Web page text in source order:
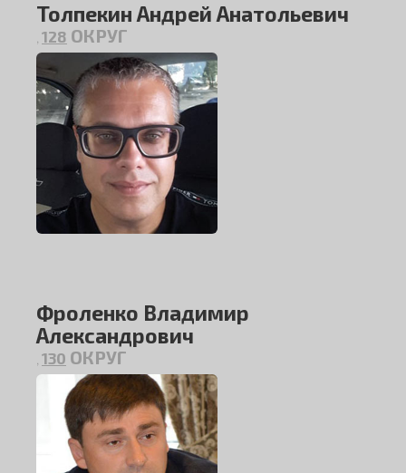
Толпекин Андрей Анатольевич
128 ОКРУГ
Фроленко Владимир
Александрович
130 ОКРУГ